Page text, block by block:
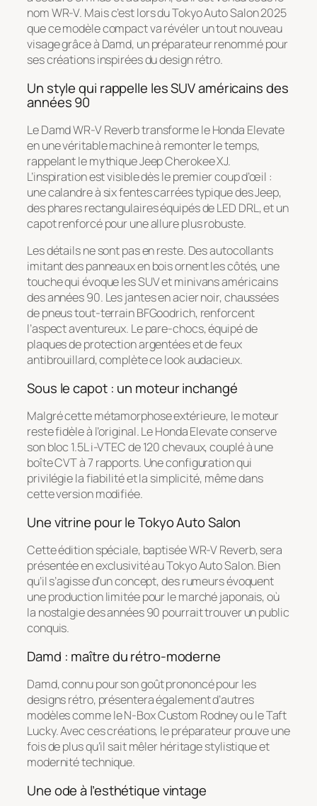
nom WR-V. Mais c’est lors du Tokyo Auto Salon 2025
que ce modèle compact va révéler un tout nouveau
visage grâce à Damd, un préparateur renommé pour
ses créations inspirées du design rétro.
Un style qui rappelle les SUV américains des
années 90
Le Damd WR-V Reverb transforme le Honda Elevate
en une véritable machine à remonter le temps,
rappelant le mythique Jeep Cherokee XJ.
L’inspiration est visible dès le premier coup d’œil :
une calandre à six fentes carrées typique des Jeep,
des phares rectangulaires équipés de LED DRL, et un
capot renforcé pour une allure plus robuste.
Les détails ne sont pas en reste. Des autocollants
imitant des panneaux en bois ornent les côtés, une
touche qui évoque les SUV et minivans américains
des années 90. Les jantes en acier noir, chaussées
de pneus tout-terrain BFGoodrich, renforcent
l’aspect aventureux. Le pare-chocs, équipé de
plaques de protection argentées et de feux
antibrouillard, complète ce look audacieux.
Sous le capot : un moteur inchangé
Malgré cette métamorphose extérieure, le moteur
reste fidèle à l’original. Le Honda Elevate conserve
son bloc 1.5L i-VTEC de 120 chevaux, couplé à une
boîte CVT à 7 rapports. Une configuration qui
privilégie la fiabilité et la simplicité, même dans
cette version modifiée.
Une vitrine pour le Tokyo Auto Salon
Cette édition spéciale, baptisée WR-V Reverb, sera
présentée en exclusivité au Tokyo Auto Salon. Bien
qu’il s’agisse d’un concept, des rumeurs évoquent
une production limitée pour le marché japonais, où
la nostalgie des années 90 pourrait trouver un public
conquis.
Damd : maître du rétro-moderne
Damd, connu pour son goût prononcé pour les
designs rétro, présentera également d’autres
modèles comme le N-Box Custom Rodney ou le Taft
Lucky. Avec ces créations, le préparateur prouve une
fois de plus qu’il sait mêler héritage stylistique et
modernité technique.
Une ode à l’esthétique vintage